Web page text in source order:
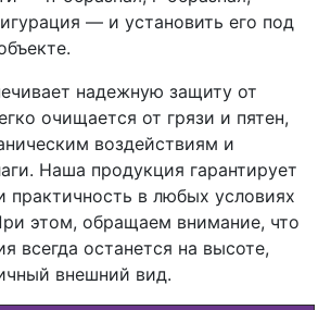
— и установить его под
надежную защиту от
очищается от грязи и пятен,
воздействиям и
Наша продукция гарантирует
практичность в любых условиях
этом, обращаем внимание, что
всегда останется на высоте,
внешний вид.